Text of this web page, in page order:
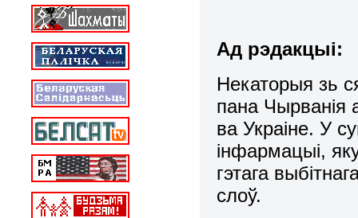
Ад рэдакцыі:
Некаторыя зь
пана Чырванія
ва Украіне. У
інфармацыі,
гэтага
слоў.